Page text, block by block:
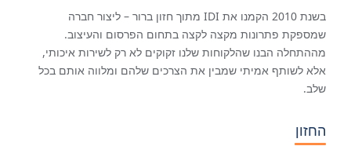
בשנת 2010 הקמנו את IDI מתוך חזון ברור – ליצור חברה
שמספקת פתרונות מקצה לקצה בתחום הפרסום והעיצוב.
מההתחלה הבנו שהלקוחות שלנו זקוקים לא רק לשירות איכותי,
אלא לשותף אמיתי שמבין את הצרכים שלהם ומלווה אותם בכל
שלב.
החזון